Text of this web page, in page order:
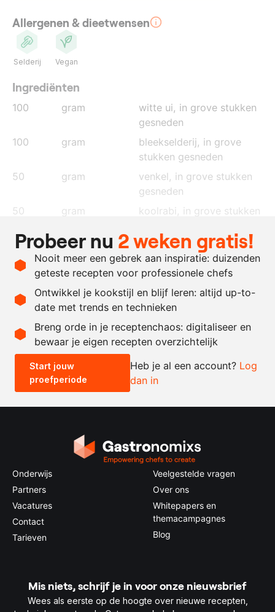
Allergenen & dieetwensen
Selderij Vegan
Ingrediënten
100 gram witte ui, in grove stukken
gesneden
100
gram bleekselderij, in grove
stukken gesneden
50
gram venkel, in grove stukken
gesneden
50
gram koolrabi , in grove stukken
21
gram
yuzukosho, groen
75
gram
limoensap
Recept omrekenen
- +
0.5x 1x 2x
Probeer nu 2 weken gratis!
Nooit meer een gebrek aan inspiratie: duizenden
geteste recepten voor professionele chefs
Ontwikkel je kookstijl en blijf leren: altijd up-to-
date met trends en technieken
Breng orde in je receptenchaos: digitaliseer en
bewaar je eigen recepten overzichtelijk
Start jouw
proefperiode
Heb je al een account? Log
dan in
Onderwijs
Partners
Vacatures
Contact
Tarieven
Veelgestelde vragen
Over ons
Whitepapers en
themacampagnes
Blog
Mis niets, schrijf je in voor onze nieuwsbrief
Wees als eerste op de hoogte over nieuwe recepten,